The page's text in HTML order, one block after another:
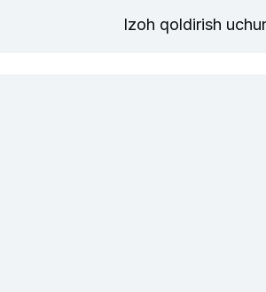
Izoh qoldirish